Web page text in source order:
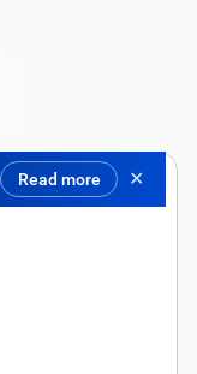
Read more ✕